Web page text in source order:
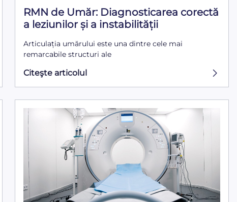
RMN de Umăr: Diagnosticarea corectă
a leziunilor și a instabilității
Articulația umărului este una dintre cele mai
remarcabile structuri ale
Citeşte articolul